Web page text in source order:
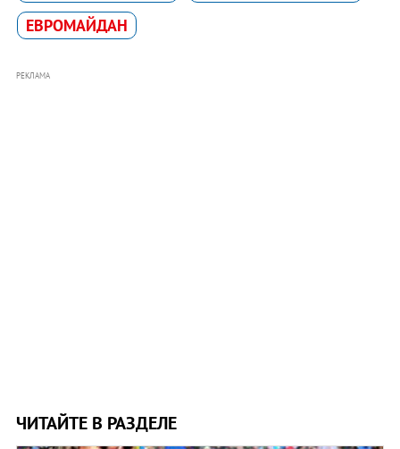
ЕВРОМАЙДАН
РЕКЛАМА
ЧИТАЙТЕ В РАЗДЕЛЕ